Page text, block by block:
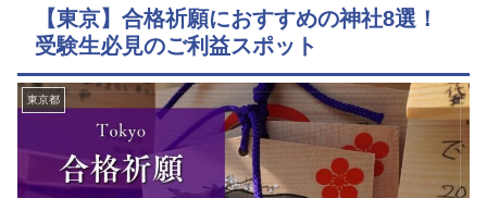
【東京】合格祈願におすすめの神社8選！
受験生必見のご利益スポット
東京都